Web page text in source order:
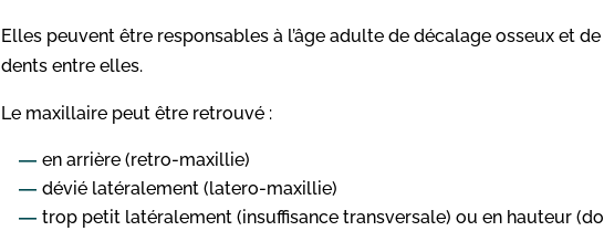
Elles peuvent être responsables à l’âge adulte de décalage osseux et
dents entre elles.
Le maxillaire peut être retrouvé :
en arrière (retro-maxillie)
dévié latéralement (latero-maxillie)
trop petit latéralement (insuffisance transversale) ou en hauteur